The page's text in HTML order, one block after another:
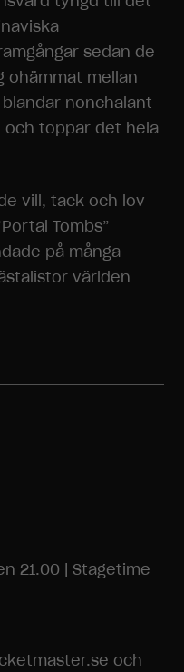
sedan de
ohämmat mellan
nonchalant
och toppar det hela
vill, tack och lov
Tombs”
på många
världen
21.00 | Stagetime
och
kommer viss
funktionalitet
att försvinna
från
intressen och
ditt beteende
när du surfar
ökar du chansen
att få se